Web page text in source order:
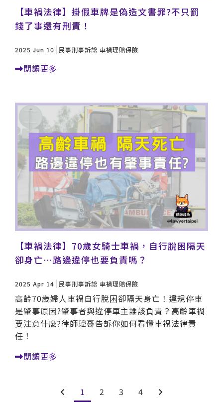
【車禍法律】掛假車牌是偽造文書罪?不只罰
錢了事還有刑責！
2025 Jun 10 民事刑事訴訟 車禍理賠保險
閱讀更多
【車禍法律】70歲女騎士車禍，自行脫困隔天
卻身亡…路邊違停也要負責嗎？
2025 Apr 14 民事刑事訴訟 車禍理賠保險
高齡70歲婦人車禍自行脫困卻隔天身亡！違規停車
是肇事原因?肇事者與違停車主誰該負責？高齡車禍
要注意什麼?律師瑋哥告訴你如何看懂車禍法律責
任！
閱讀更多
1 2 3 4